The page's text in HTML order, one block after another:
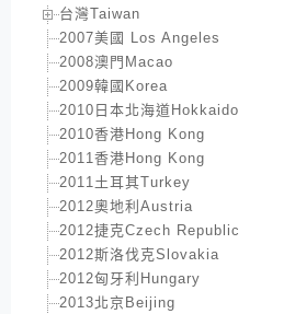
台灣Taiwan
2007美國 Los Angeles
2008澳門Macao
2009韓國Korea
2010日本北海道Hokkaido
2010香港Hong Kong
2011香港Hong Kong
2011土耳其Turkey
2012奧地利Austria
2012捷克Czech Republic
2012斯洛伐克Slovakia
2012匈牙利Hungary
2013北京Beijing